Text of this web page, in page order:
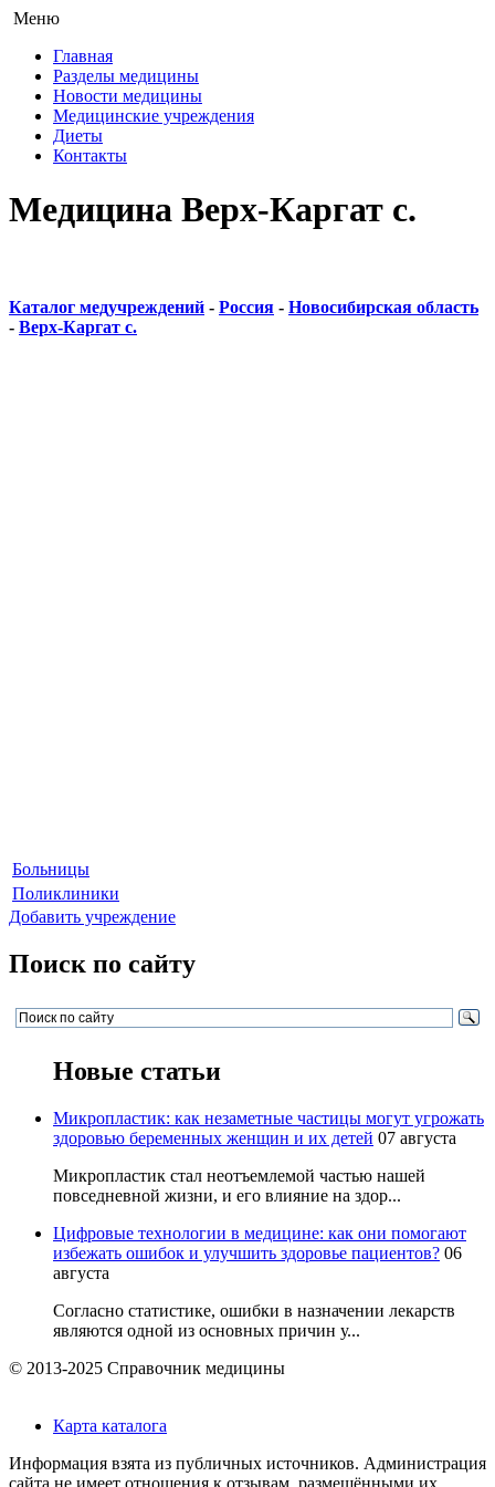
Меню
Главная
Разделы медицины
Новости медицины
Медицинские учреждения
Диеты
Контакты
Медицина Верх-Каргат с.
Каталог медучреждений - Россия - Новосибирская область
- Верх-Каргат с.
Больницы
Поликлиники
Добавить учреждение
Поиск по сайту
Новые статьи
Микропластик: как незаметные частицы могут угрожать
здоровью беременных женщин и их детей 07 августа
Микропластик стал неотъемлемой частью нашей
повседневной жизни, и его влияние на здор...
Цифровые технологии в медицине: как они помогают
избежать ошибок и улучшить здоровье пациентов? 06
августа
Согласно статистике, ошибки в назначении лекарств
являются одной из основных причин у...
© 2013-2025 Справочник медицины
Карта каталога
Информация взята из публичных источников. Администрация
сайта не имеет отношения к отзывам, размещёнными их